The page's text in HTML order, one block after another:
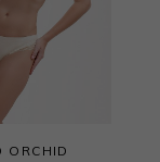
ORCHID